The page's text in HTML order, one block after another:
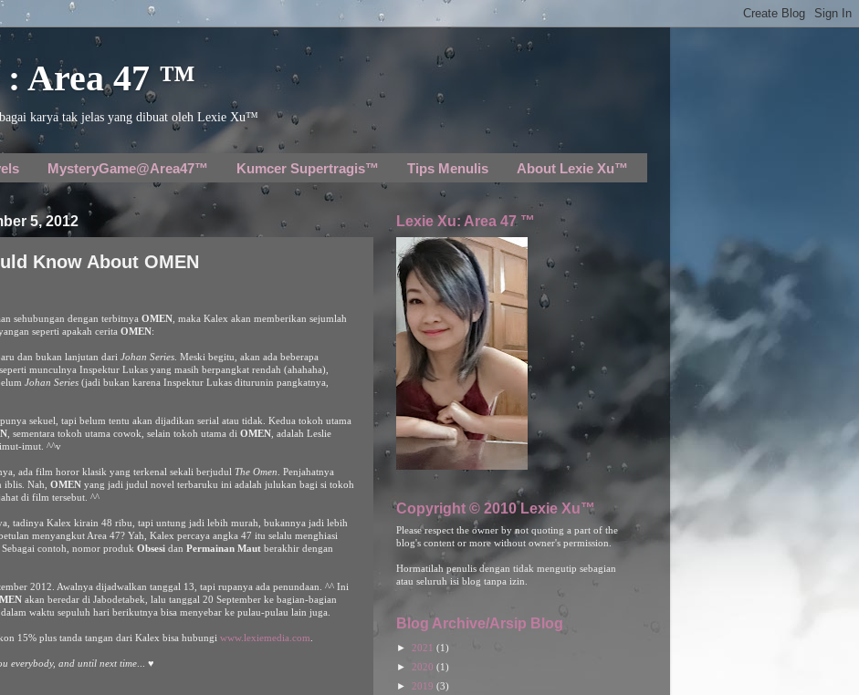
: Area 47 ™
karya tak jelas yang dibuat oleh Lexie Xu™
MysteryGame@Area47™ Kumcer Supertragis™ Tips Menulis About Lexie Xu™
5, 2012
Know About OMEN
sehubungan dengan terbitnya OMEN , maka Kalex akan memberikan sejumlah
seperti apakah cerita OMEN:
dan bukan lanjutan dari Johan Series . Meski begitu, akan ada beberapa
seperti munculnya Inspektur Lukas yang masih berpangkat rendah (ahahaha),
Johan Series (jadi bukan karena Inspektur Lukas diturunin pangkatnya,
sekuel, tapi belum tentu akan dijadikan serial atau tidak. Kedua tokoh utama
, sementara tokoh utama cowok, selain tokoh utama di OMEN , adalah Leslie
imut. ^^v
ada film horor klasik yang terkenal sekali berjudul The Omen . Penjahatnya
iblis. Nah, OMEN yang jadi judul novel terbaruku ini adalah julukan bagi si tokoh
di film tersebut. ^^
tadinya Kalex kirain 48 ribu, tapi untung jadi lebih murah, bukannya jadi lebih
menyangkut Area 47? Yah, Kalex percaya angka 47 itu selalu menghiasi
contoh, nomor produk Obsesi dan Permainan Maut berakhir dengan
2012. Awalnya dijadwalkan tanggal 13, tapi rupanya ada penundaan. ^^ Ini
akan beredar di Jabodetabek, lalu tanggal 20 September ke bagian-bagian
waktu sepuluh hari berikutnya bisa menyebar ke pulau-pulau lain juga.
15% plus tanda tangan dari Kalex bisa hubungi www.lexiemedia.com
everybody, and until next time ... ♥
Lexie Xu: Area 47 ™
Copyright © 2010 Lexie Xu™
Please respect the owner by not quoting a part of the
blog's content or more without owner's permission.
Hormatilah penulis dengan tidak mengutip sebagian
atau seluruh isi blog tanpa izin.
Blog Archive/Arsip Blog
► 2021 (1)
► 2020 (1)
► 2019 (3)